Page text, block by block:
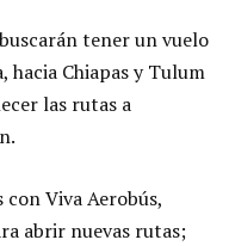
tener un vuelo
hacia Chiapas y Tulum
las rutas a
Viva Aerobús,
abrir nuevas rutas;